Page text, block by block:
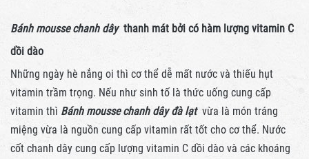
Bánh mousse chanh dây thanh mát bởi có hàm lượng vitamin C
dồi dào
Những ngày hè nắng oi thì cơ thể dễ mất nước và thiếu hụt
vitamin trầm trọng. Nếu như sinh tố là thức uống cung cấp
vitamin thì Bánh mousse chanh dây đà lạt vừa là món tráng
miệng vừa là nguồn cung cấp vitamin rất tốt cho cơ thể. Nước
cốt chanh dây cung cấp lượng vitamin C dồi dào và các khoáng